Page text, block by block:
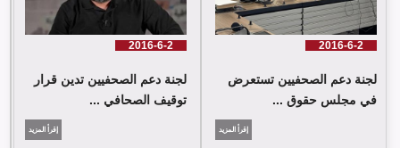
2016-6-2
لجنة دعم الصحفيين تستعرض
في مجلس حقوق ...
إقرأ المزيد
2016-6-2
لجنة دعم الصحفيين تدين قرار
توقيف الصحافي ...
إقرأ المزيد